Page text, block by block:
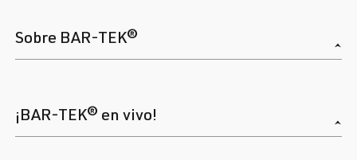
Sobre BAR-TEK®
¡BAR-TEK® en vivo!